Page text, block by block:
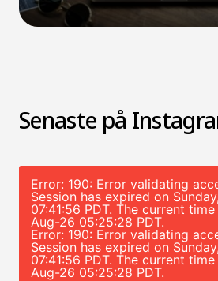
Senaste på
Error: 190: Error validating
Session has expired on
07:41:56 PDT. The current
Aug-26 05:25:28 PDT.
Error: 190: Error validating
Session has expired on
07:41:56 PDT. The current
Aug-26 05:25:28 PDT.